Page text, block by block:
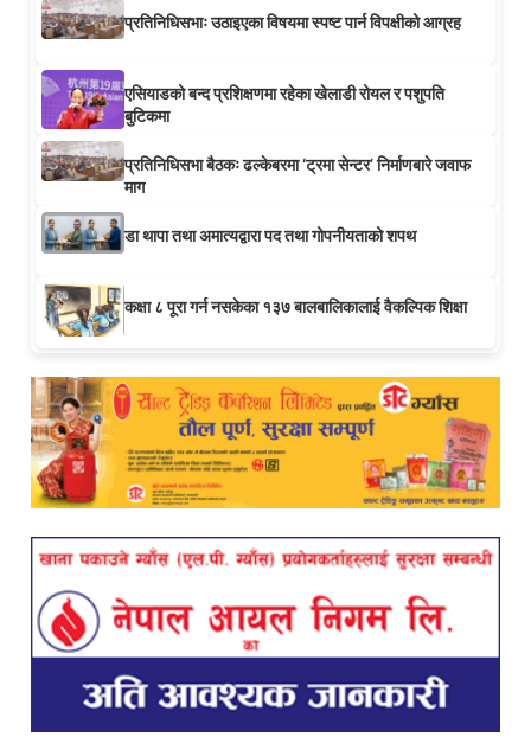
प्रतिनिधिसभाः उठाइएका विषयमा स्पष्ट पार्न विपक्षीको आग्रह
एसियाडको बन्द प्रशिक्षणमा रहेका खेलाडी रोयल र पशुपति
बुटिकमा
प्रतिनिधिसभा बैठकः ढल्केबरमा ‘ट्रमा सेन्टर’ निर्माणबारे जवाफ
माग
डा थापा तथा अमात्यद्वारा पद तथा गोपनीयताको शपथ
कक्षा ८ पूरा गर्न नसकेका १३७ बालबालिकालाई वैकल्पिक शिक्षा